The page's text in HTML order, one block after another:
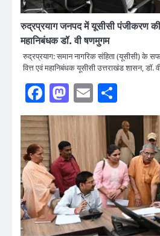
रुद्रप्रयाग जनपद में यूसीसी पंजीकरण
महानिबंधक डॉ. वी षणमुगम
रुद्रप्रयाग: समान नागरिक संहिता (यूसीसी) के
वित्त एवं महानिबंधक यूसीसी उत्तराखंड शासन, डॉ.
Facebook
Mastodon
Email